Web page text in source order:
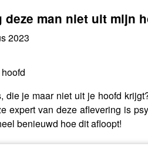
man niet uit mijn
2023
die je maar niet uit je hoofd
expert van deze aflevering is
benieuwd hoe dit afloopt!